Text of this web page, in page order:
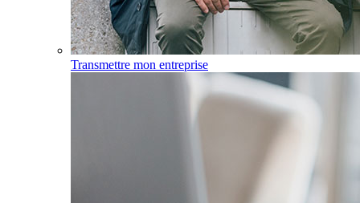
Transmettre mon entreprise